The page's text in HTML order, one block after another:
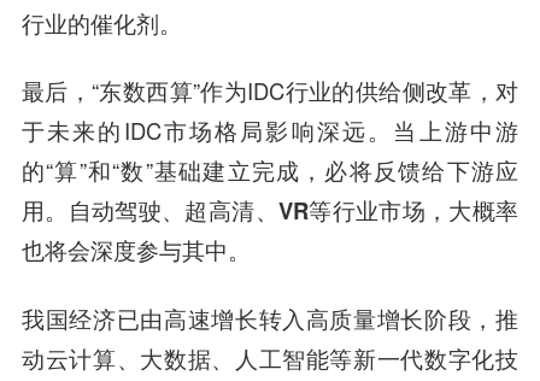
行业的催化剂。
最后，“东数西算”作为IDC行业的供给侧改革，对
于未来的IDC市场格局影响深远。当上游中游
的“算”和“数”基础建立完成，必将反馈给下游应
用。 自动驾驶、超高清、VR等行业市场，大概率
也将会深度参与其中。
我国经济已由高速增长转入高质量增长阶段，推
动云计算、大数据、人工智能等新一代数字化技